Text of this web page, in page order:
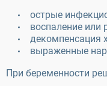
острые
воспаление или
декомпенсация
выраженные
При беременности